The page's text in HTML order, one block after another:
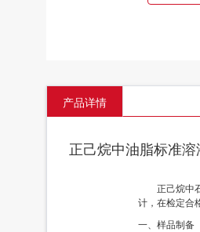
产品详情
正己烷中油脂标准溶
正己烷中
计，在检定合
一、样品制备